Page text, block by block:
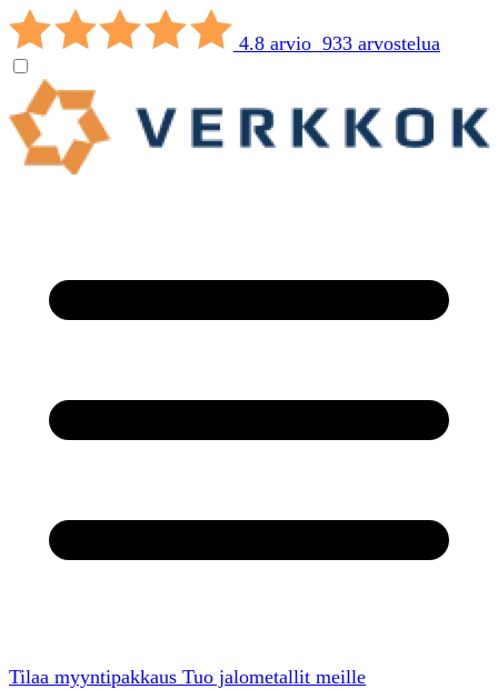
4.8 arvio 933 arvostelua
Tilaa myyntipakkaus Tuo jalometallit meille